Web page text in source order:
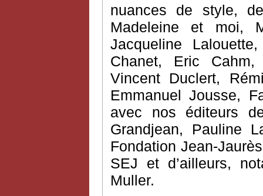
nuances de style,
Madeleine et moi,
Jacqueline
Chanet, Eric Cahm,
Vincent Duclert,
Emmanuel Jousse,
avec nos éditeurs
Grandjean, Pauline
Fondation Jean-
SEJ et d’ailleurs,
Muller.